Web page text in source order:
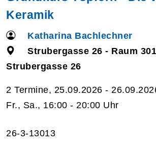
Keramik
Katharina Bachlechner
Strubergasse 26 - Raum
Strubergasse 26
2 Termine, 25.09.2026 -
Fr., Sa., 16:00 - 20:00 Uhr
26-3-13013